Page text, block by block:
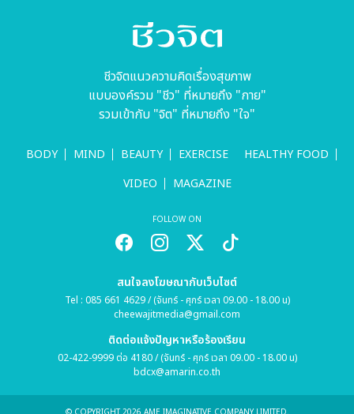
ชีวจิตแนวความคิดเรื่องสุขภาพ
แบบองค์รวม "ชีว" ที่หมายถึง "กาย"
รวมเข้ากับ "จิต" ที่หมายถึง "ใจ"
BODY MIND BEAUTY EXERCISE
HEALTHY FOOD
VIDEO
MAGAZINE
FOLLOW ON
สนใจลงโฆษณากับเว็บไซต์
Tel : 085 661 4629 / (จันทร์ - ศุกร์ เวลา 09.00 - 18.00 น)
cheewajitmedia@gmail.com
ติดต่อแจ้งปัญหาหรือร้องเรียน
02-422-9999 ต่อ 4180 / (จันทร์ - ศุกร์ เวลา 09.00 - 18.00 น)
bdcx@amarin.co.th